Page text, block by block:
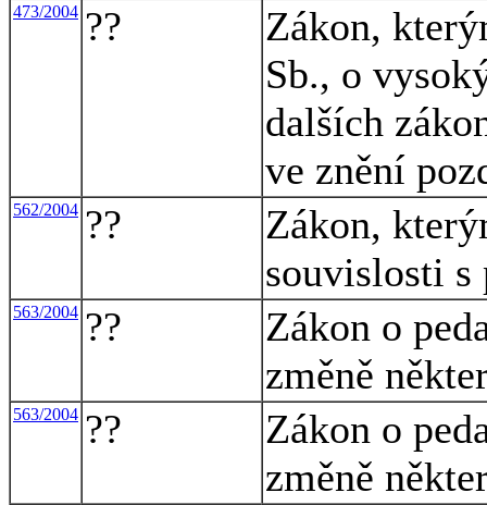
473/2004 ??
Zákon,
Sb., o
dalších
ve znění
562/2004 ??
Zákon,
souvislosti s
563/2004 ??
Zákon o
změně
563/2004 ??
Zákon o
změně